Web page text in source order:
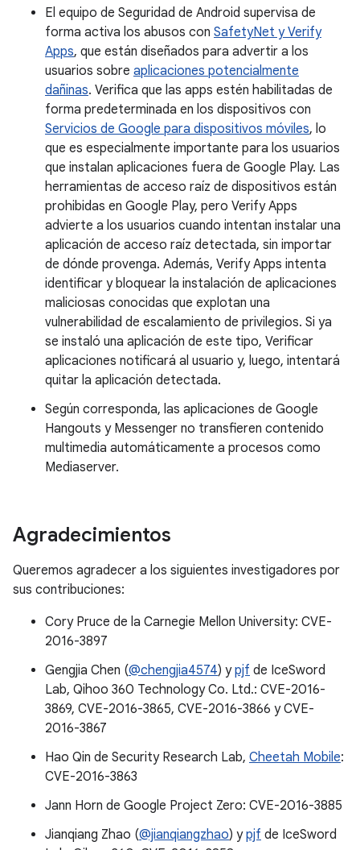
El equipo de Seguridad de Android supervisa de
forma activa los abusos con SafetyNet y Verify
Apps, que están diseñados para advertir a los
usuarios sobre aplicaciones potencialmente
dañinas. Verifica que las apps estén habilitadas de
forma predeterminada en los dispositivos con
Servicios de Google para dispositivos móviles, lo
que es especialmente importante para los usuarios
que instalan aplicaciones fuera de Google Play. Las
herramientas de acceso raíz de dispositivos están
prohibidas en Google Play, pero Verify Apps
advierte a los usuarios cuando intentan instalar una
aplicación de acceso raíz detectada, sin importar
de dónde provenga. Además, Verify Apps intenta
identificar y bloquear la instalación de aplicaciones
maliciosas conocidas que explotan una
vulnerabilidad de escalamiento de privilegios. Si ya
se instaló una aplicación de este tipo, Verificar
aplicaciones notificará al usuario y, luego, intentará
quitar la aplicación detectada.
Según corresponda, las aplicaciones de Google
Hangouts y Messenger no transfieren contenido
multimedia automáticamente a procesos como
Mediaserver.
Agradecimientos
Queremos agradecer a los siguientes investigadores por
sus contribuciones:
Cory Pruce de la Carnegie Mellon University: CVE-
2016-3897
Gengjia Chen (@chengjia4574) ypjf de IceSword
Lab, Qihoo 360 Technology Co. Ltd.: CVE-2016-
3869, CVE-2016-3865, CVE-2016-3866 y CVE-
2016-3867
Hao Qin de Security Research Lab, Cheetah Mobile:
CVE-2016-3863
Jann Horn de Google Project Zero: CVE-2016-3885
Jianqiang Zhao (@jianqiangzhao) ypjf de IceSword